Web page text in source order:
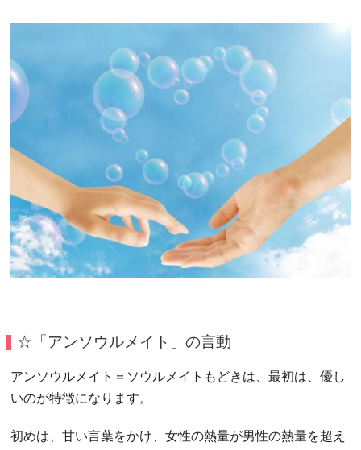
☆「アンソウルメイト」の言動
アンソウルメイト＝ソウルメイトもどきは、最初は、優し
いのが特徴になります。
初めは、甘い言葉をかけ、女性の熱量が男性の熱量を超え